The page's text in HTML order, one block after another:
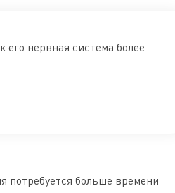
нервная система более
потребуется больше времени